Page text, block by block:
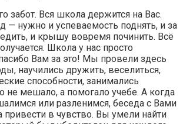
забот. Вся школа держится на Вас.
— нужно и успеваемость поднять, и за
и крышу вовремя починить. Всё
Школа у нас просто
Вам за это! Мы провели здесь
научились дружить, веселиться,
способности, занимались
не мешало, а помогало учебе. А когда
или разленимся, беседа с Вами
привести в чувство. Вы умели найти